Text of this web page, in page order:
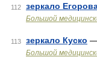
112 зеркало
Большой
113 зеркало Куско —
Большой